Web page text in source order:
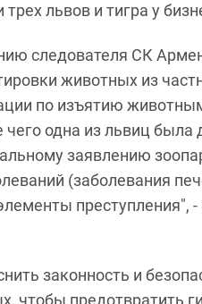
львов и тигра у
следователя СК
животных из
по изъятию
одна из львиц была
заявлению
(заболевания
преступления",
законность и
чтобы предотвратить